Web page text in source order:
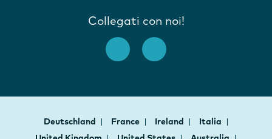
Collegati con noi!
Deutschland France Ireland
Italia